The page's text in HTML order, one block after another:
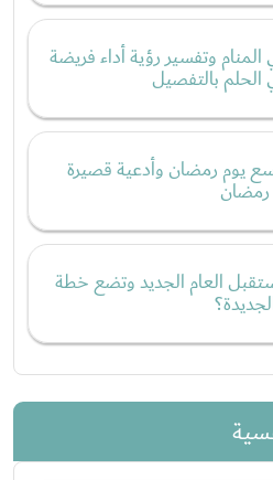
المنام وتفسير رؤية أداء فريضة
الحلم بالتفصيل
يوم رمضان وأدعية قصيرة
العام الجديد وتضع خطة